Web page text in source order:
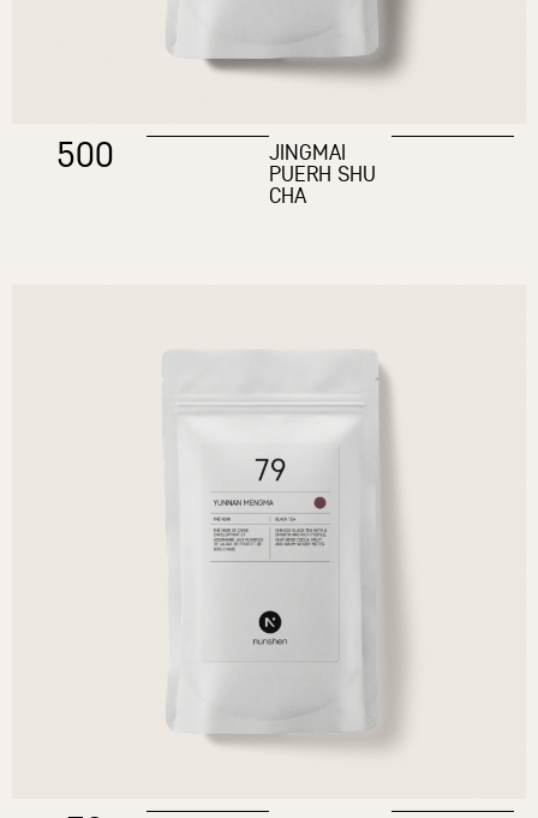
500 JINGMAI
PUERH SHU
CHA